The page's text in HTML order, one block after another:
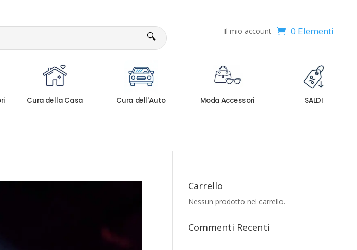
🔍 Il mio account 0 Elementi
Cura della Casa Cura dell'Auto Moda Accessori SALDI
Carrello
Nessun prodotto nel carrello.
Commenti Recenti